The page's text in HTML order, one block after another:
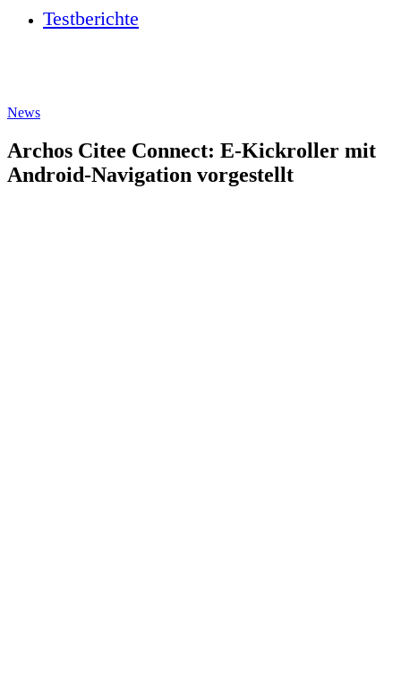
Testberichte
News
Archos Citee Connect: E-Kickroller mit
Android-Navigation vorgestellt